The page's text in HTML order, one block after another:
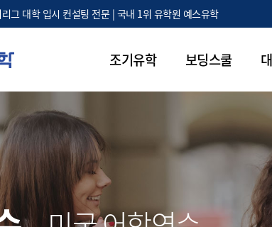
그 대학 입시 컨설팅 전문 | 국내 1위 유학원 예스유학
조기유학 보딩스쿨